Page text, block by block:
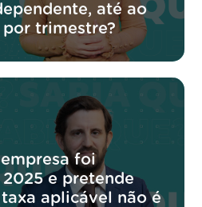
até ao
por trimestre?
foi
e pretende
aplicável não é